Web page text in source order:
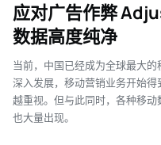
应对广告作弊
数据高度纯净
当前，中国已经成为全球最大
深入发展，移动营销业务开始
越重视。但与此同时，各种移
也大量出现。